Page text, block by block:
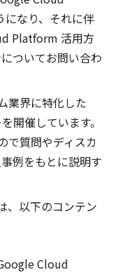
なり、それに伴
Platform 活用方
ついてお問い合わ
業界に特化した
開催しています。
で質問やディスカ
例をもとに説明す
、以下のコンテン
Cloud